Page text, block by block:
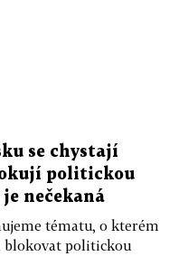
se chystají
politickou
nečekaná
tématu, o kterém
blokovat politickou